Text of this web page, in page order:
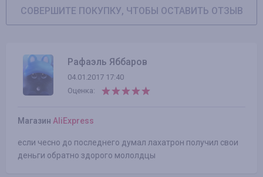
СОВЕРШИТЕ ПОКУПКУ, ЧТОБЫ ОСТАВИТЬ ОТЗЫВ
Рафаэль Яббаров
04.01.2017 17:40
Оценка:
Магазин AliExpress
если чесно до последнего думал лахатрон получил свои
деньги обратно здорого мололдцы